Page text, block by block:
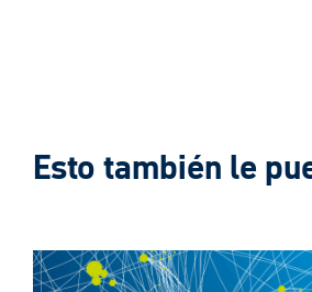
Esto también le